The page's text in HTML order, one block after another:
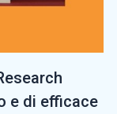
e di efficace